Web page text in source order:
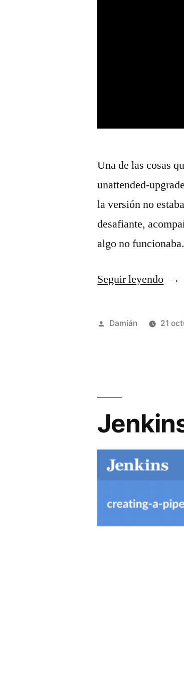
Una de las cosas
unattended-
la versión no
desafiante,
algo no
Seguir leyendo
las
Publicado
Damián 21